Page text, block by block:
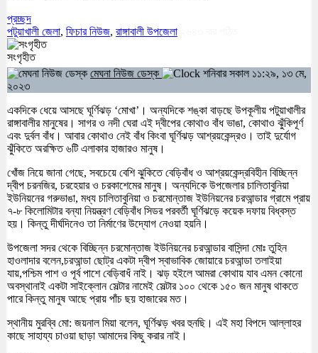
প্রচ্ছদ
পটুয়াখালী জেলা, ‌ফিচার নিউজ, রাঙ্গাবালী উপজেলা
সংগৃহীত
মেঘনা নিউজ ডেস্ক
শনিবার সকাল ১১:২৯, ১৩ মে,
২০২৩
একদিকে ধেয়ে আসছে ঘূর্ণিঝড় ‘মোখা’। অন্যদিকে শঙ্কা বাড়ছে উপকূলীয় পটুয়াখালীর
রাঙ্গাবালীর মানুষের। সাগর ও নদী ঘেরা এই দ্বীপের কোথাও বাঁধ ভাঙা, কোথাও ঝুঁকিপূর্ণ
এবং দুর্বল বাঁধ। আবার কোথাও নেই বাঁধ কিংবা ঘূর্ণিঝড় আশ্রয়কেন্দ্রও। তাই দুর্যোগ
ঝুঁকিতে অরক্ষিত ৬টি এলাকার হাজারও মানুষ।
খোঁজ নিয়ে জানা গেছে, সবচেয়ে বেশি ঝুকিতে বেড়িবাঁধ ও আশ্রয়কেন্দ্রবিহীন বিচ্ছিন্ন
দ্বীপ চরনজির, চরহেয়ার ও চরকাশেমের মানুষ। অন্যদিকে উপজেলার চালিতাবুনিয়া
ইউনিয়নের গরুভাঙা, মধ্য চালিতাবুনিয়া ও চরমোন্তাজ ইউনিয়নের চরআন্ডার গ্রামে প্রায়
৭-৮ কিলোমিটার বন্যা নিয়ন্ত্রণ বেড়িবাঁধ সিডর পরবর্তী ঘূর্ণিঝড়ে কয়েক দফায় বিধ্বস্ত
হয়। কিন্তু দীর্ঘদিনেও তা নির্মাণের উদ্যোগ নেওয়া হয়নি।
উপজেলা সদর থেকে বিচ্ছিন্ন চরমোন্তাজ ইউনিয়নের চরআন্ডার বাসিন্দা মোঃ তুহিন
হাওলাদার বলেন,চরআন্ডা ছোট্র একটা দ্বীপ স্বাভাবিক জোয়ারে চরআন্ডা তলাইয়া
যায়,পশ্চিম পাশ ও পূর্ব পাশে বেড়িবাধঁ নাই। ঝড় হইলে আমরা কোথায় যাব এমন কোনো
অবস্থানাই একটা সাইক্লোন সেল্টার নামেই সেল্টার ১০০ থেকে ১৫০ জন মানুষ থাকতে
পারে কিন্তু মানুষ আছে প্রায় পাঁচ ছয় হাজারের মত।
স্থানীয় মুরব্বি মো: জয়নাল মিয়া বলেন, ঘূর্ণিঝড় খবর হুনছি। এই মহা বিপদে আল্লাহর
কাছে সাহায্য চাওয়া ছাড়া আমাদের কিছু করার নাই।